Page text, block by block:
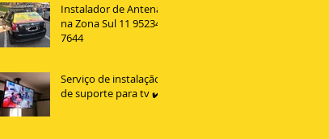
Instalador de Antenas
na Zona Sul 11 95234
7644
Serviço de instalação
de suporte para tv ✔️